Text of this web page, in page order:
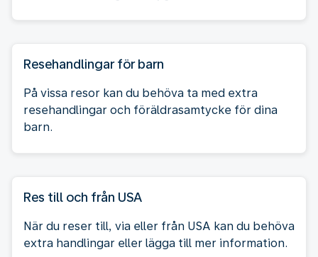
Resehandlingar för barn
På vissa resor kan du behöva ta med extra
resehandlingar och föräldrasamtycke för dina
barn.
Res till och från USA
När du reser till, via eller från USA kan du behöva
extra handlingar eller lägga till mer information.